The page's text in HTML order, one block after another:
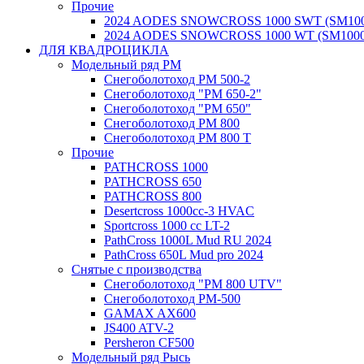
Прочие
2024 AODES SNOWCROSS 1000 SWT
2024 AODES SNOWCROSS 1000 WT
ДЛЯ КВАДРОЦИКЛА
Модельный ряд РМ
Снегоболотоход РМ 500-2
Снегоболотоход "РМ 650-2"
Снегоболотоход "РМ 650"
Снегоболотоход РМ 800
Снегоболотоход РМ 800 Т
Прочие
PATHCROSS 1000
PATHCROSS 650
PATHCROSS 800
Desertcross 1000cc-3 HVAC
Sportcross 1000 cc LT-2
PathCross 1000L Mud RU 2024
PathCross 650L Mud pro 2024
Снятые с производства
Снегоболотоход "РМ 800 UTV"
Снегоболотоход РМ-500
GAMAX AX600
JS400 ATV-2
Persheron CF500
Модельный ряд Рысь